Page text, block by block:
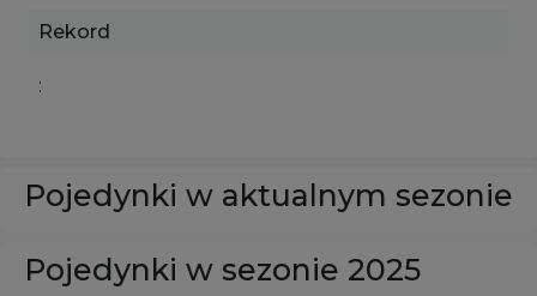
Rekord
:
Pojedynki w aktualnym sezonie
Pojedynki w sezonie 2025